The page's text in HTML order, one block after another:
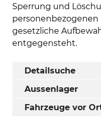
Sperrung und
gesetzliche
entgegensteht.
Detailsuche
Aussenlager
Fahrzeuge vor